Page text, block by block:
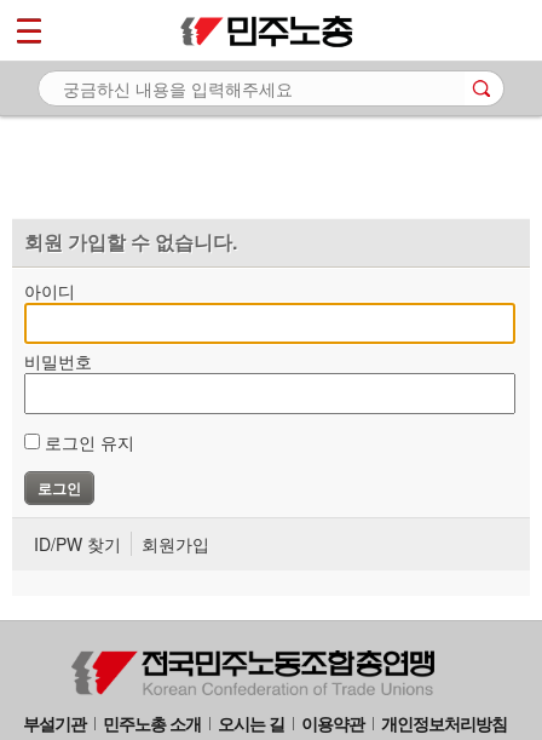
회원 가입할 수 없습니다.
아이디
비밀번호
로그인 유지
ID/PW 찾기 회원가입
부설기관 민주노총 소개 오시는 길 이용약관 개인정보처리방침
마이페이지
소개
자료
부설기관